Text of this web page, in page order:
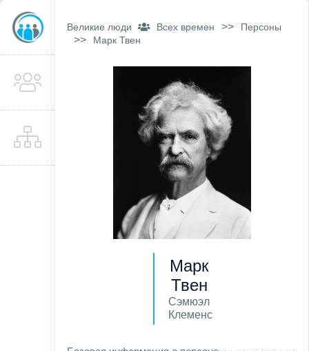
Великие люди Всех времен >> Персоны
>> Марк Твен
Марк
Твен
Сэмюэл
Клеменс